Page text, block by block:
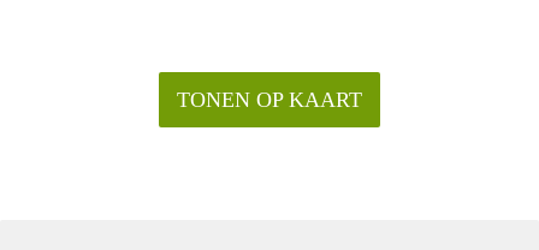
TONEN OP KAART